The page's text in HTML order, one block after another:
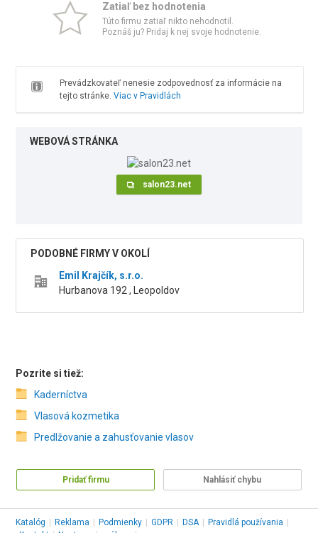
Zatiaľ bez hodnotenia
Túto firmu zatiaľ nikto nehodnotil.
Poznáš ju? Pridaj k nej svoje hodnotenie.
Prevádzkovateľ nenesie zodpovednosť za informácie na
tejto stránke. Viac v Pravidlách
WEBOVÁ STRÁNKA
salon23.net
PODOBNÉ FIRMY V OKOLÍ
Emil Krajčík, s.r.o.
Hurbanova 192 , Leopoldov
Pozrite si tiež:
Kaderníctva
Vlasová kozmetika
Predlžovanie a zahusťovanie vlasov
Pridať firmu Nahlásiť chybu
Katalóg Reklama Podmienky GDPR DSA Pravidlá používania